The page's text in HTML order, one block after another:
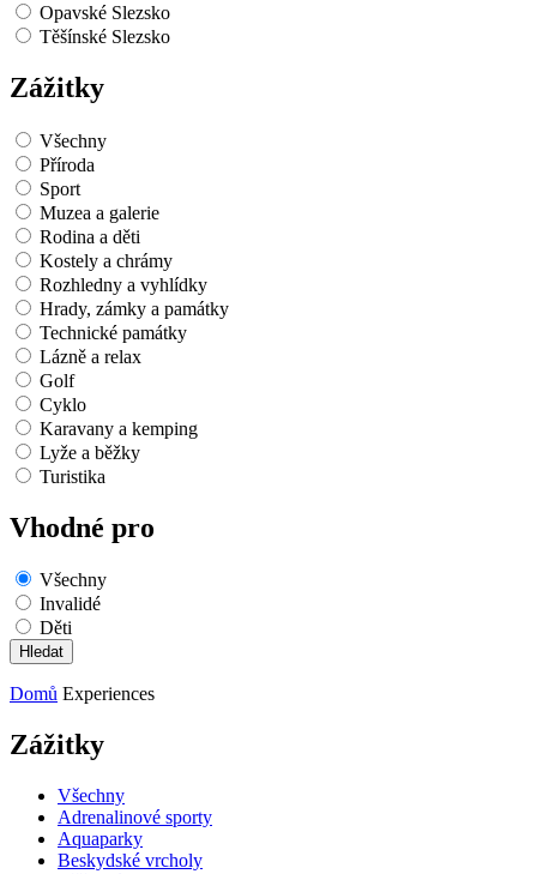
Opavské Slezsko
Těšínské Slezsko
Zážitky
Všechny
Příroda
Sport
Muzea a galerie
Rodina a děti
Kostely a chrámy
Rozhledny a vyhlídky
Hrady, zámky a památky
Technické památky
Lázně a relax
Golf
Cyklo
Karavany a kemping
Lyže a běžky
Turistika
Vhodné pro
Všechny
Invalidé
Děti
Domů Experiences
Zážitky
Všechny
Adrenalinové sporty
Aquaparky
Beskydské vrcholy